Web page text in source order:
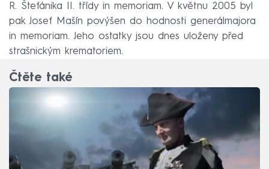
R. Štefánika II. třídy in memoriam. V květnu 2005 byl
pak Josef Mašín povýšen do hodnosti generálmajora
in memoriam. Jeho ostatky jsou dnes uloženy před
strašnickým krematoriem.
Čtěte také